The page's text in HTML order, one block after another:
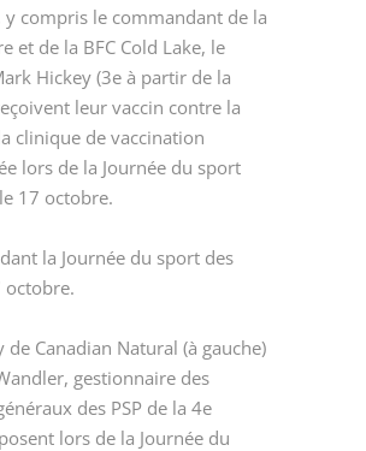
y compris le commandant de la
et de la BFC Cold Lake, le
Hickey (3e à partir de la
leur vaccin contre la
clinique de vaccination
lors de la Journée du sport
17 octobre.
la Journée du sport des
octobre.
de Canadian Natural (à gauche)
gestionnaire des
des PSP de la 4e
lors de la Journée du